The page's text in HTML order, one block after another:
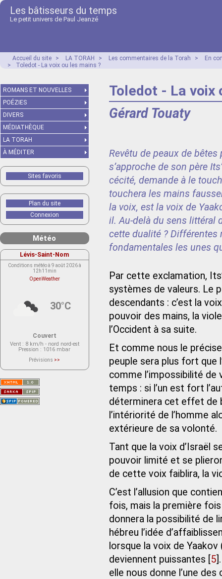
Les bâtisseurs du temps
Le petit univers de Paul Jeanzé
Accueil du site > LA TORAH > Les commentaires de la Torah >
En
>
Toledot - La voix ou les mains ?
Toledot - La voix
Gérard Touaty
Revêtu de peaux de
s’approche de son père
cécité, demande à le
touchera les mains
la voix, est la voix de
il. Au-delà du sens littéral
cette dualité ? Différentes
fondamentales les unes
Par cette exclamation,
systèmes de valeurs. Le
descendants : c’est la
pouvoir des mains, la
l’Occident à sa suite.
Et comme nous le
peuple sera plus fort que
comme l’impossibilité
temps : si l’un est fort
déterminera cet effet de
l’intériorité de l’homme
extérieure de sa volonté.
Tant que la voix d’Israël
pouvoir limité et se
de cette voix faiblira, la
C’est l’allusion que
fois, mais la première
donnera la possibilité de
hébreu l’idée
lorsque la voix de
deviennent puissantes 5
elle nous donne l’une
ROMANS ET NOUVELLES
POÉZIES
DIVERS
MÉDIATHÈQUE
LA TORAH
À MÉDITER
Sites favoris
Plan du site
Connexion
Météo
Lévis-Saint-Nom
Conditions météo à 9 août 2026 à
12h11min
OpenWeather
30°C
Couvert
Vent : 8 km/h - nord nord-est
Pression : 1016 mbar
Prévisions >>
actuellement aucune prévision
Saint-Nom.
Veuillez consulter le message du
service ci-dessous.
(401 - Invalid API key. Please see
https://openweathermap.org/faq#error401